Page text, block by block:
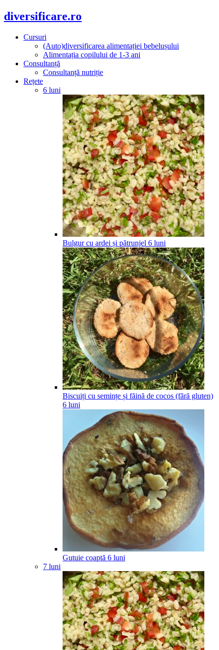
diversificare.ro
Cursuri
(Auto)diversificarea alimentației bebelușului
Alimentația copilului de 1-3 ani
Consultanță
Consultanță nutriție
Rețete
6 luni
Bulgur cu ardei și pătrunjel 6 luni
Biscuiți cu semințe și făină de cocos (fără gluten)
6 luni
Gutuie coaptă 6 luni
7 luni